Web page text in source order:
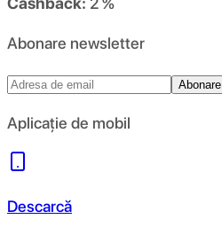
Abonare newsletter
Abonare
Aplicație de mobil
Descarcă